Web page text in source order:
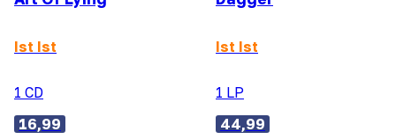
Ist Ist
1 CD
16,99
Ist Ist
1 LP
44,99